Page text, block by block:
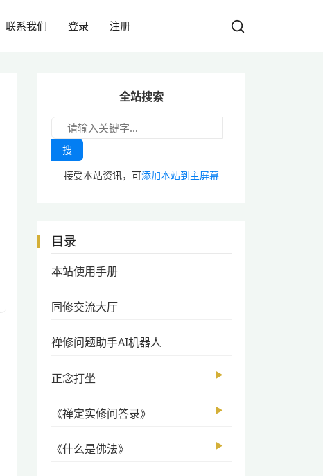
联系我们 登录 注册
全站搜索
搜
接受本站资讯，可添加本站到主屏幕
目录
本站使用手册
同修交流大厅
禅修问题助手AI机器人
正念打坐 ▶
《禅定实修问答录》 ▶
《什么是佛法》 ▶